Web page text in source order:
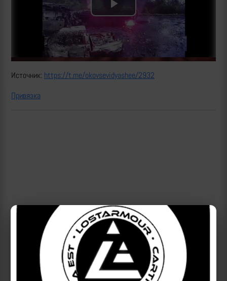
Play
Video
Источник: https://t.me/okovsevidyashee/2932
Привязка